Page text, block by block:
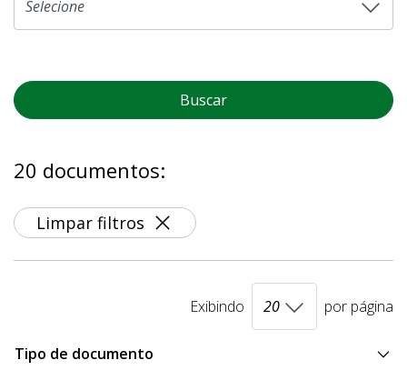
Buscar
20 documentos:
Limpar filtros
Exibindo por página
Tipo de documento